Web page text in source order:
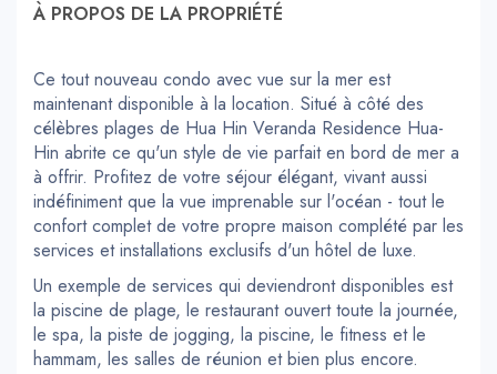
À PROPOS DE LA PROPRIÉTÉ
Ce tout nouveau condo avec vue sur la mer est
maintenant disponible à la location. Situé à côté des
célèbres plages de Hua Hin Veranda Residence Hua-
Hin abrite ce qu'un style de vie parfait en bord de mer a
à offrir. Profitez de votre séjour élégant, vivant aussi
indéfiniment que la vue imprenable sur l'océan - tout le
confort complet de votre propre maison complété par les
services et installations exclusifs d'un hôtel de luxe.
Un exemple de services qui deviendront disponibles est
la piscine de plage, le restaurant ouvert toute la journée,
le spa, la piste de jogging, la piscine, le fitness et le
hammam, les salles de réunion et bien plus encore.